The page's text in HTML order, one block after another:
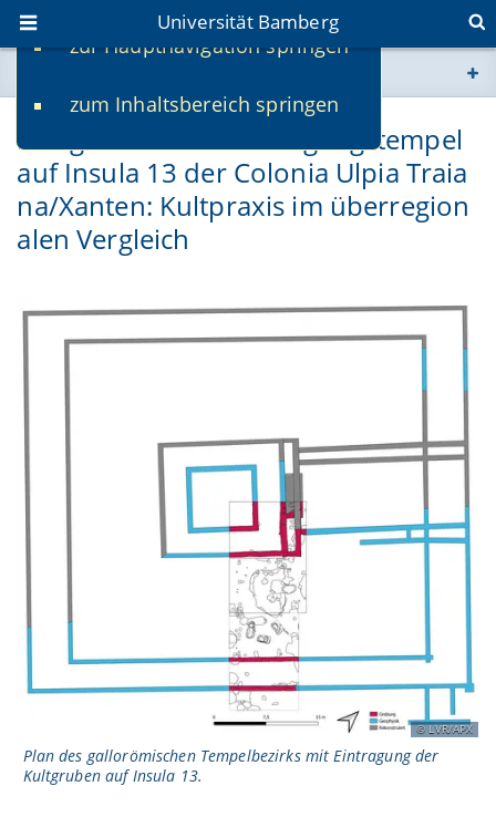
zur Hauptnavigation springen
zum Inhaltsbereich springen
Universität Bamberg
www.uni-bamberg.de
univis.uni-bamberg.de
fis.uni-bamberg.de
Der gallo-römische Umgangstempel
auf Insula 13 der Colonia Ulpia Traia
na/Xanten: Kultpraxis im überregion
alen Vergleich
LVR/APX
Plan des gallorömischen Tempelbezirks mit Eintragung der
Kultgruben auf Insula 13.